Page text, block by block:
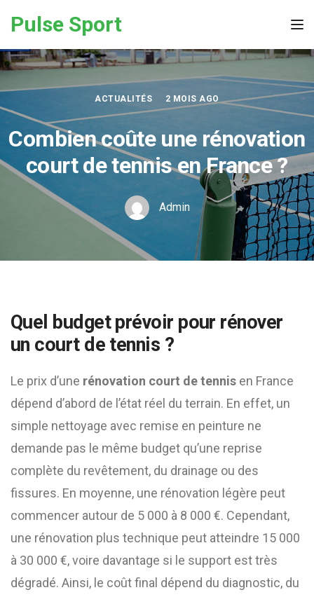
Pulse Sport
ACTUALITÉS 2 MOIS AGO
Combien coûte une rénovation
court de tennis en France ?
Admin
Quel budget prévoir pour rénover
un court de tennis ?
Le prix d’une rénovation court de tennis en France
dépend d’abord de l’état réel du terrain. En effet, un
simple nettoyage avec remise en peinture ne
demande pas le même budget qu’une reprise
complète du revêtement, du drainage ou des
fissures. En moyenne, une rénovation légère peut
commencer autour de 5 000 à 8 000 €. Cependant,
une rénovation plus technique peut atteindre 15 000
à 30 000 €, voire davantage si le support est très
dégradé. Ainsi, le coût final dépend du diagnostic, du